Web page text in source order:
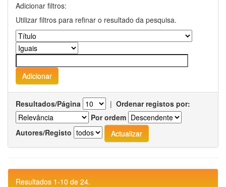
Adicionar filtros:
Utilizar filtros para refinar o resultado da pesquisa.
Resultados/Página | Ordenar registos por:
Por ordem
Autores/Registo
Resultados 1-10 de 24.